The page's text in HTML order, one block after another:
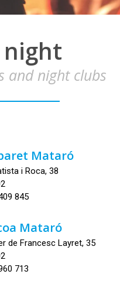
and night clubs
Mataró
i Roca, 38
845
Mataró
de Francesc Layret, 35
713